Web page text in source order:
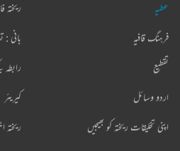
عطیہ
فرہنگ قافیہ
تقطیع
اردو وسائل
اپنی تخلیقات ریختہ کو بھیجیں
ریختہ
بانی
رابطہ
کیریئر
ریختہ